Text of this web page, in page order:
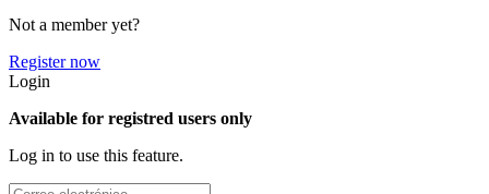
Not a member yet?
Register now
Login
Available for registred users only
Log in to use this feature.